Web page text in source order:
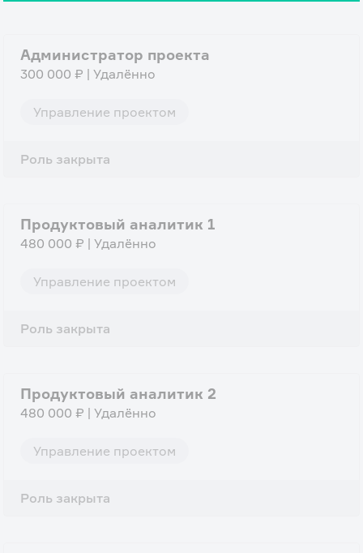
Администратор проекта
300 000 ₽ | Удалённо
Управление проектом
Роль закрыта
Продуктовый аналитик 1
480 000 ₽ | Удалённо
Управление проектом
Роль закрыта
Продуктовый аналитик 2
480 000 ₽ | Удалённо
Управление проектом
Роль закрыта